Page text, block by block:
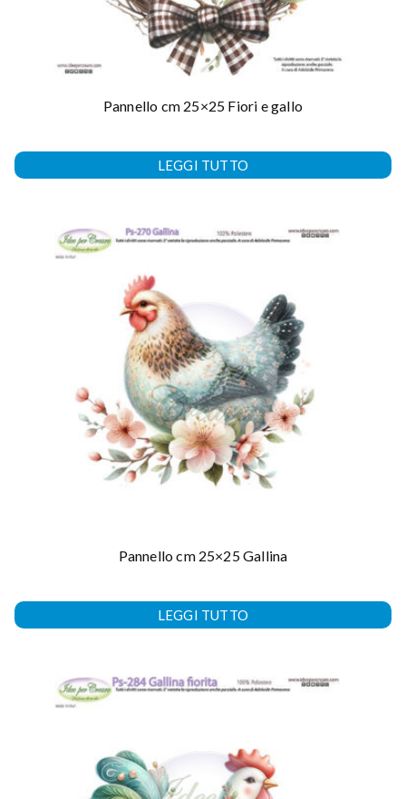
Pannello cm 25×25 Fiori e gallo
LEGGI TUTTO
Pannello cm 25×25 Gallina
LEGGI TUTTO